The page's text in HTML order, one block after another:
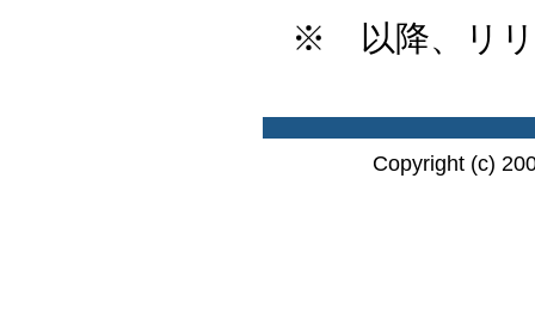
※ 以降、リリ
Copyright (c)